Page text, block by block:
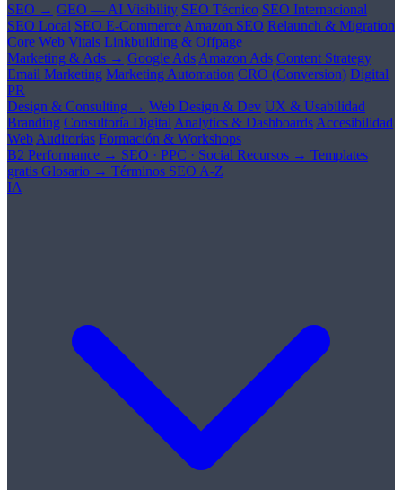
SEO → GEO — AI Visibility SEO Técnico SEO Internacional
SEO Local SEO E-Commerce Amazon SEO Relaunch & Migration
Core Web Vitals Linkbuilding & Offpage
Marketing & Ads → Google Ads Amazon Ads Content Strategy
Email Marketing Marketing Automation CRO (Conversion) Digital
PR
Design & Consulting → Web Design & Dev UX & Usabilidad
Branding Consultoría Digital Analytics & Dashboards Accesibilidad
Web Auditorías Formación & Workshops
B2 Performance → SEO · PPC · Social Recursos → Templates
gratis Glosario → Términos SEO A-Z
IA